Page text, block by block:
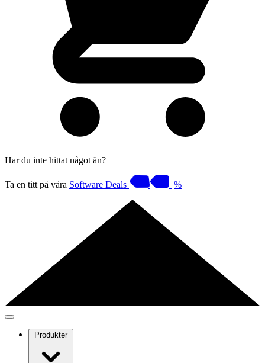
Har du inte hittat något än?
Ta en titt på våra Software Deals %
Produkter